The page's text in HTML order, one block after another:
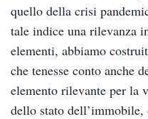
quello della crisi
tale indice una rilevanza
elementi, abbiamo
che tenesse conto anche
elemento rilevante per la
dello stato